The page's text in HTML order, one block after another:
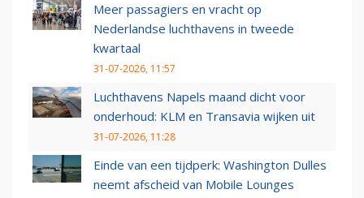
Meer passagiers en vracht op
Nederlandse luchthavens in tweede
kwartaal
31-07-2026, 11:57
Luchthavens Napels maand dicht voor
onderhoud: KLM en Transavia wijken uit
31-07-2026, 11:28
Einde van een tijdperk: Washington Dulles
neemt afscheid van Mobile Lounges